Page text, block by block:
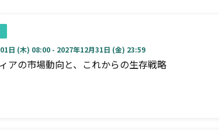
日 (木) 08:00 - 2027年12月31日 (金) 23:59
アの市場動向と、これからの生存戦略